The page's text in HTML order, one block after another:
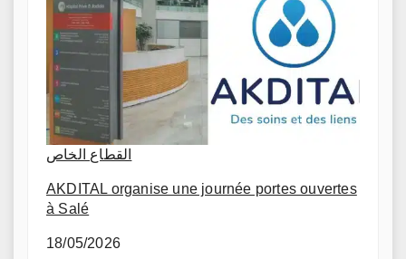
القطاع الخاص
AKDITAL organise une journée portes ouvertes
à Salé
18/05/2026